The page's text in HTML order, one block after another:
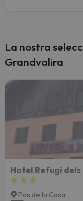
La nostra
Grandvalira
Hotel Refugi dels
Pas de la Casa